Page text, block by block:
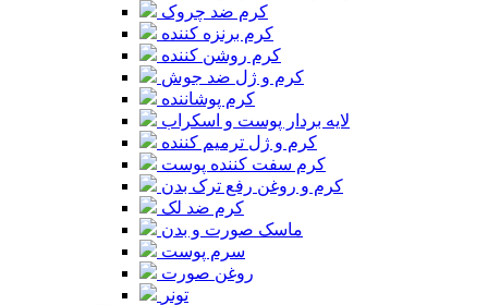
کرم ضد چروک
کرم برنزه کننده
کرم روشن کننده
کرم و ژل ضد جوش
کرم پوشاننده
لایه بردار پوست و اسکراب
کرم و ژل ترمیم کننده
کرم سفت کننده پوست
کرم و روغن رفع ترک بدن
کرم ضد لک
ماسک صورت و بدن
سرم پوست
روغن صورت
تونر